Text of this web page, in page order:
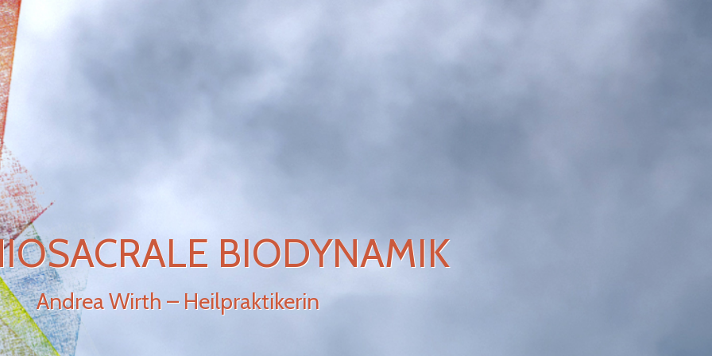
BIODYNAMIK
Andrea Wirth – Heilpraktikerin